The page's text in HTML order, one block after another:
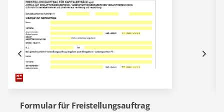
Formular für Freistellungsauftrag